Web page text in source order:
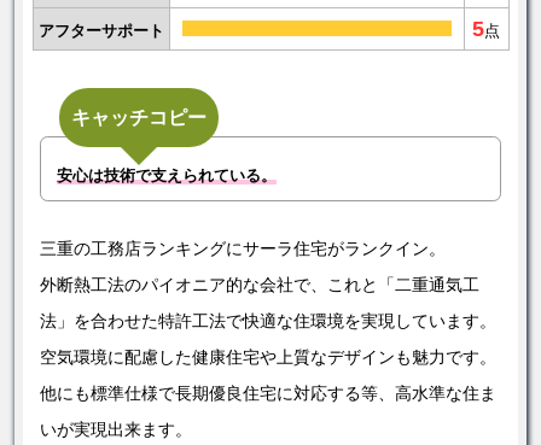
アフターサポート 5点
キャッチコピー
安心は技術で支えられている。
三重の工務店ランキングにサーラ住宅がランクイン。
外断熱工法のパイオニア的な会社で、これと「二重通気工
法」を合わせた特許工法で快適な住環境を実現しています。
空気環境に配慮した健康住宅や上質なデザインも魅力です。
他にも標準仕様で長期優良住宅に対応する等、高水準な住ま
いが実現出来ます。